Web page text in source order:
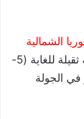
الشمالية
بهدف نظيف، لكنه خسر من اليابان بنتيجة ثقيلة للغاية (5-
في الجولة